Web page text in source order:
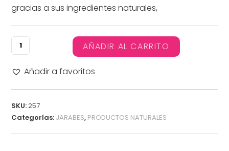
gracias a sus ingredientes naturales,
AÑADIR AL CARRITO
Añadir a favoritos
SKU:257
Categorías: JARABES, PRODUCTOS NATURALES